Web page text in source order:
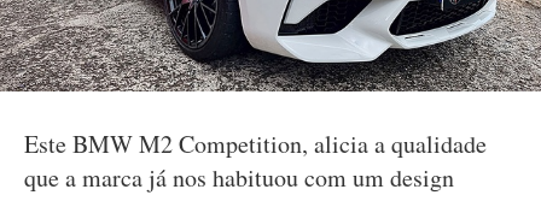
Este BMW M2 Competition, alicia a qualidade
que a marca já nos habituou com um design